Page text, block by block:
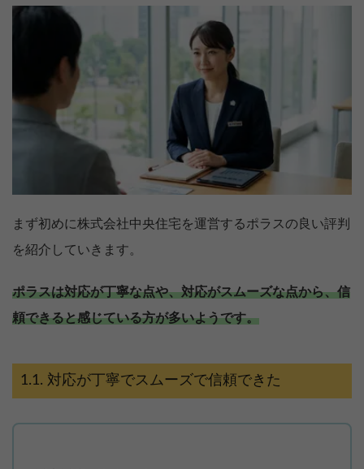
まず初めに株式会社中央住宅を運営するポラスの良い評判
を紹介していきます。
ポラスは対応が丁寧な点や、対応がスムーズな点から、信
頼できると感じている方が多いようです。
対応が丁寧でスムーズで信頼できた